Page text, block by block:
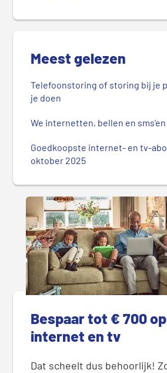
Meest gelezen
Telefoonstoring of storing bij je
je doen
We internetten, bellen en
Goedkoopste internet- en tv-
oktober 2025
Bespaar tot € 700
internet en tv
Dat scheelt dus behoorlijk!